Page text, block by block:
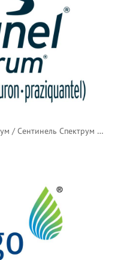
Sentinel Spectrum / Сентинел Спектрум / Сентинель Спектрум (милбемицина оксим + луфенурон + празиквантел)